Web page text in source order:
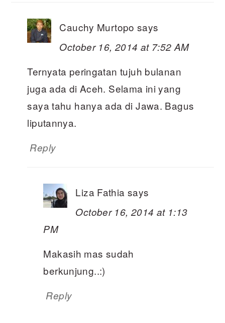
Cauchy Murtopo says
October 16, 2014 at 7:52 AM
Ternyata peringatan tujuh bulanan
juga ada di Aceh. Selama ini yang
saya tahu hanya ada di Jawa. Bagus
liputannya.
Reply
Liza Fathia says
October 16, 2014 at 1:13
PM
Makasih mas sudah
berkunjung..:)
Reply